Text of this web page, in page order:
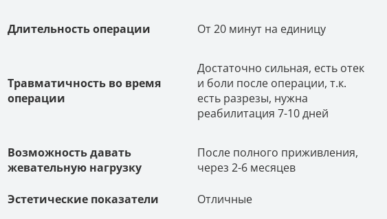
Длительность операции От 20 минут на единицу
Травматичность во время
операции
Достаточно сильная, есть отек
и боли после операции, т.к.
есть разрезы, нужна
реабилитация 7-10 дней
Возможность давать
жевательную нагрузку
После полного приживления,
через 2-6 месяцев
Эстетические показатели Отличные